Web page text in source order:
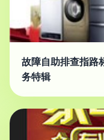
故障自助排查指路
务特辑